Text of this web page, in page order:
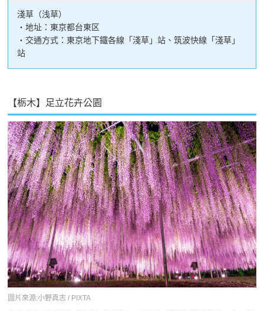
淺草（浅草）
・地址：東京都台東区
・交通方式：東京地下鐵各線「淺草」站、筑波快線「淺草」
站
【栃木】足立花卉公園
圖片來源:小野真志 / PIXTA